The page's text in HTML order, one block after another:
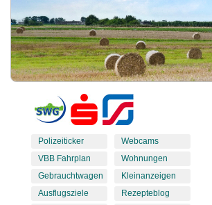
Polizeiticker
VBB Fahrplan
Gebrauchtwagen
Ausflugsziele
Webcams
Wohnungen
Kleinanzeigen
Rezepteblog